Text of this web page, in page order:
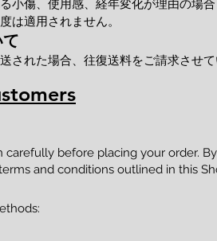
小傷、使用感、経年変化が理由の場合
は適用されません。
された場合、往復送料をご請求させ
before placing your order.
and conditions outlined in this